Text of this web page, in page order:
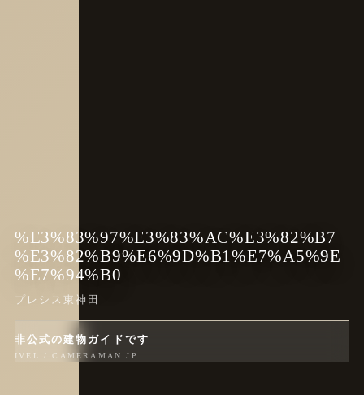
%E3%83%97%E3%83%AC%E3%82%B7
%E3%82%B9%E6%9D%B1%E7%A5%9E
%E7%94%B0
プレシス東神田
非公式の建物ガイドです
IVEL / CAMERAMAN.JP